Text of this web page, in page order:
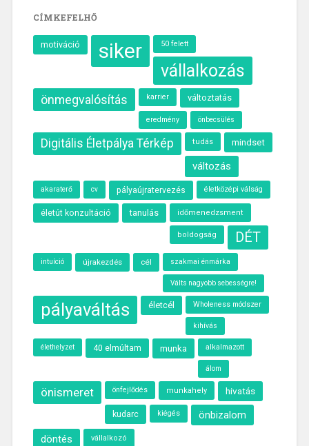
CÍMKEFELHŐ
motiváció siker 50 felett
vállalkozás
önmegvalósítás karrier változtatás
eredmény önbecsülés
Digitális Életpálya Térkép tudás mindset
változás
akaraterő cv pályaújratervezés életközépi válság
életút konzultáció tanulás időmenedzsment
boldogság DÉT
intuíció újrakezdés cél szakmai énmárka
Válts nagyobb sebességre!
pályaváltás életcél Wholeness módszer
kihívás
élethelyzet 40 elmúltam munka alkalmazott
álom
önismeret önfejlődés munkahely hivatás
kudarc kiégés
önbizalom
döntés
vállalkozó